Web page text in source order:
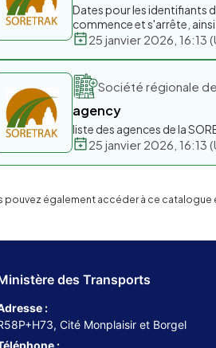
Dates pour les identifiants
commence et s'arrête, ainsi
25 janvier 2026,
Société régionale
agency
liste des agences de la
25 janvier 2026,
pouvez également accéder à ce catalogue
des Transports
:
Cité Monplaisir et Borgel
: